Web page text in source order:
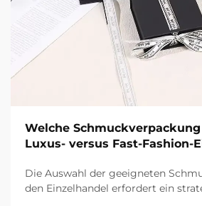
Welche
Luxus- versus Fast-Fashion-
Die Auswahl der geeigneten
den Einzelhandel erfordert ein